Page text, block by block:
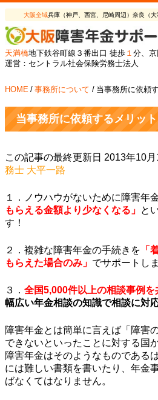
大阪全域兵庫（神戸、西宮、尼崎周辺）奈良（
天満橋地下鉄谷町線３番出口 徒歩 １ 分、
運営：セントラル社会保険労務士法人
HOME / 事務所について / 当事務所に依頼
当事務所に依頼するメリット
この記事の最終更新日 2013年10月
務士 大平一路
１．ノウハウがないために障害年
もらえる金額より少なくなる」 と
す！
２．複雑な障害年金の手続きを 「
もらえた場合のみ 」 でサポートし
３． 全国5,000件以上の相談事例を
幅広い年金相談の知識で相談に対
障害年金とは簡単に言えば「障害
できないといったことに対する国
障害年金はそのようなものである
には難しい書類を書いたり、年金
ばなくてはなりません。